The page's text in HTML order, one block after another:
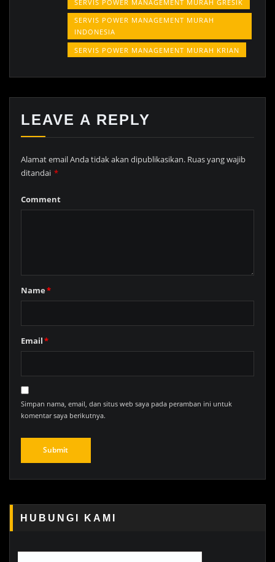
SERVIS POWER MANAGEMENT MURAH GRESIK
SERVIS POWER MANAGEMENT MURAH
INDONESIA
SERVIS POWER MANAGEMENT MURAH KRIAN
LEAVE A REPLY
Alamat email Anda tidak akan dipublikasikan. Ruas yang wajib
ditandai *
Comment
Name*
Email*
Simpan nama, email, dan situs web saya pada peramban ini untuk
komentar saya berikutnya.
HUBUNGI KAMI